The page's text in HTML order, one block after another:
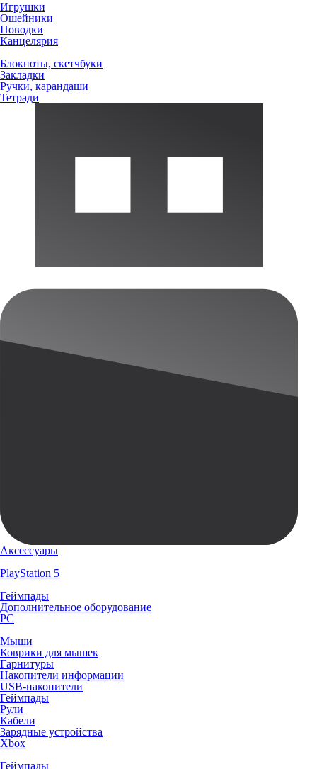
Игрушки
Ошейники
Поводки
Канцелярия
Блокноты, скетчбуки
Закладки
Ручки, карандаши
Тетради
Аксессуары
PlayStation 5
Геймпады
Дополнительное оборудование
PC
Мыши
Коврики для мышек
Гарнитуры
Накопители информации
USB-накопители
Геймпады
Рули
Кабели
Зарядные устройства
Xbox
Геймпады